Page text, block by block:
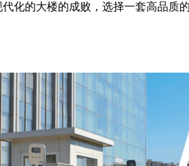
化的大楼的成败，选择一套高品质